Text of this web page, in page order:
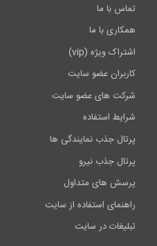
تماس با ما
همکاری با ما
اشتراک ویژه (vip)
کاربران عضو سایت
شرکت های عضو سایت
شرایط استفاده
پرتال جذب نمایندگی ها
پرتال جذب نیرو
پرسش های متداول
راهنمای استفاده از سایت
تبلیغات در سایت